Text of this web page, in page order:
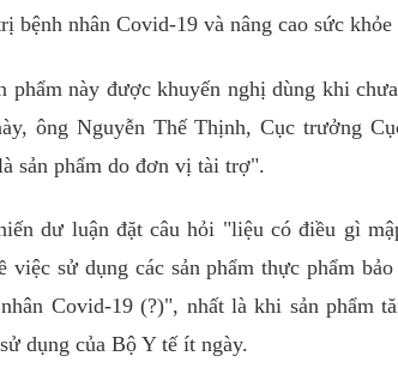
bệnh nhân Covid-19 và nâng cao sức
phẩm này được khuyến nghị dùng khi
ông Nguyễn Thế Thịnh, Cục trưởng
sản phẩm do đơn vị tài trợ".
dư luận đặt câu hỏi "liệu có điều gì
việc sử dụng các sản phẩm thực phẩm
Covid-19 (?)", nhất là khi sản phẩm
dụng của Bộ Y tế ít ngày.